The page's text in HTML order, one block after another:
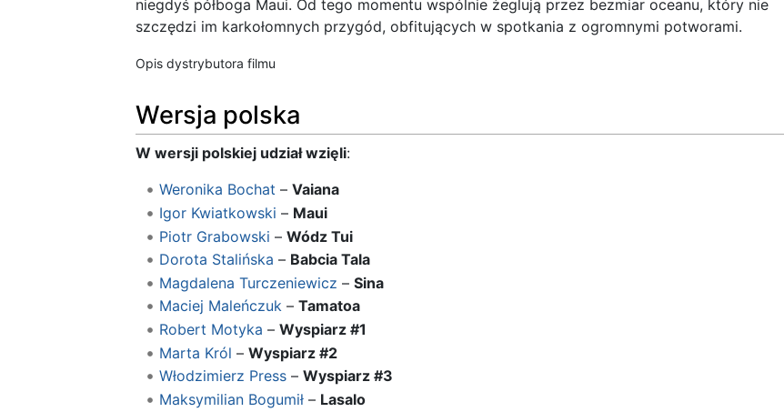
niegdyś półboga Maui. Od tego momentu wspólnie żeglują przez bezmiar oceanu, który nie
szczędzi im karkołomnych przygód, obfitujących w spotkania z ogromnymi potworami.
Opis dystrybutora filmu
Wersja polska
W wersji polskiej udział wzięli:
Weronika Bochat – Vaiana
Igor Kwiatkowski – Maui
Piotr Grabowski – Wódz Tui
Dorota Stalińska – Babcia Tala
Magdalena Turczeniewicz – Sina
Maciej Maleńczuk– Tamatoa
Robert Motyka – Wyspiarz #1
Marta Król – Wyspiarz #2
Włodzimierz Press– Wyspiarz #3
Maksymilian Bogumił– Lasalo